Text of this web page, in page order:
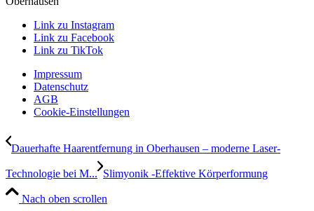
Link zu Instagram
Link zu Facebook
Link zu TikTok
Impressum
Datenschutz
AGB
Cookie-Einstellungen
Dauerhafte Haarentfernung in Oberhausen – moderne Laser-
Technologie bei M... Slimyonik -Effektive Körperformung
Nach oben scrollen